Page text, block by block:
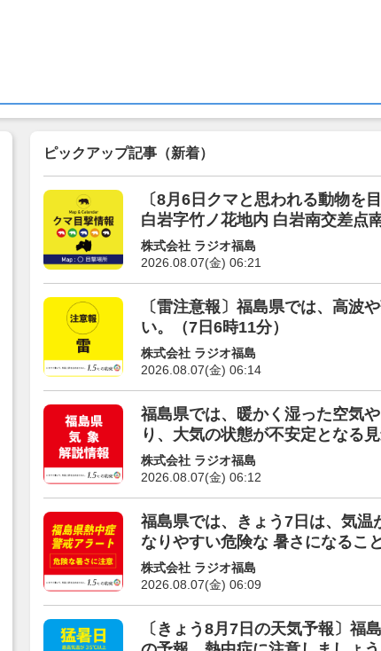
ピックアップ記事（新着）
〔8月6日クマと思われる動物を
白岩字竹ノ花地内 白岩南交差点
株式会社 ラジオ福島
2026.08.07(金) 06:21
〔雷注意報〕福島県では、高波
い。（7日6時11分）
株式会社 ラジオ福島
2026.08.07(金) 06:14
福島県では、暖かく湿った空気
り、大気の状態が不安定となる見
株式会社 ラジオ福島
2026.08.07(金) 06:12
福島県では、きょう7日は、気温
なりやすい危険な 暑さになるこ
株式会社 ラジオ福島
2026.08.07(金) 06:09
〔きょう8月7日の天気予報〕福